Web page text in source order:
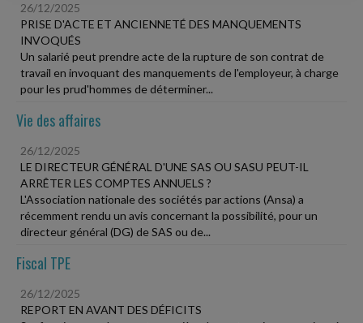
26/12/2025
PRISE D'ACTE ET ANCIENNETÉ DES MANQUEMENTS
INVOQUÉS
Un salarié peut prendre acte de la rupture de son contrat de
travail en invoquant des manquements de l'employeur, à charge
pour les prud'hommes de déterminer...
Vie des affaires
26/12/2025
LE DIRECTEUR GÉNÉRAL D'UNE SAS OU SASU PEUT-IL
ARRÊTER LES COMPTES ANNUELS ?
L'Association nationale des sociétés par actions (Ansa) a
récemment rendu un avis concernant la possibilité, pour un
directeur général (DG) de SAS ou de...
Fiscal TPE
26/12/2025
REPORT EN AVANT DES DÉFICITS